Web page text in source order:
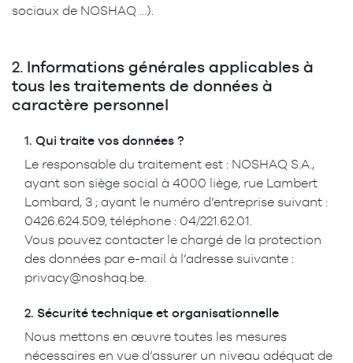
sociaux de NOSHAQ …).
2. Informations générales applicables à
tous les traitements de données à
caractère personnel
1. Qui traite vos données ?
Le responsable du traitement est : NOSHAQ S.A.,
ayant son siège social à 4000 liège, rue Lambert
Lombard, 3 ; ayant le numéro d’entreprise suivant :
0426.624.509, téléphone : 04/221.62.01.
Vous pouvez contacter le chargé de la protection
des données par e-mail à l’adresse suivante :
privacy@noshaq.be.
2. Sécurité technique et organisationnelle
Nous mettons en œuvre toutes les mesures
nécessaires en vue d’assurer un niveau adéquat de